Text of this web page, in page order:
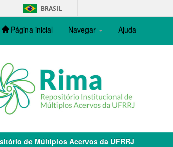
BRASIL
Página inicial Navegar Ajuda
de Múltiplos Acervos da UFRRJ